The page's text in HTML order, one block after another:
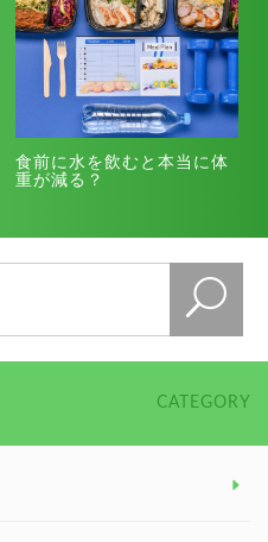
食前に水を飲むと本当に体
重が減る？
CATEGORY